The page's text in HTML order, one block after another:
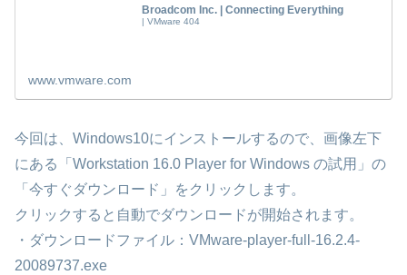
Broadcom Inc. | Connecting Everything
| VMware 404
www.vmware.com
今回は、Windows10にインストールするので、画像左下
にある「Workstation 16.0 Player for Windows の試用」の
「今すぐダウンロード」をクリックします。
クリックすると自動でダウンロードが開始されます。
・ダウンロードファイル：VMware-player-full-16.2.4-
20089737.exe